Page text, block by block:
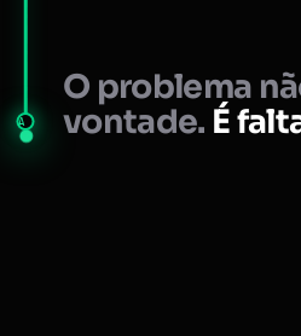
A
O problema
vontade. É